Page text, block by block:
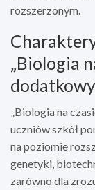
rozszerzonym.
„Biologia
„Biologia na
uczniów szkół
na poziomie
genetyki,
zarówno dla